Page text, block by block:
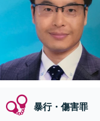
暴行・傷害罪